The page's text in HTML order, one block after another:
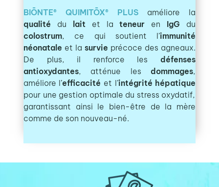
BIŌNTE® QUIMITŌX® PLUS améliore la
qualité du laitet lateneur en IgG du
colostrum, ce qui soutient l’immunité
néonatale et la survie précoce des agneaux.
De plus, il renforce les défenses
antioxydantes, atténue les dommages,
améliore l’efficacité et l’intégrité hépatique
pour une gestion optimale du stress oxydatif,
garantissant ainsi le bien-être de la mère
comme de son nouveau-né.